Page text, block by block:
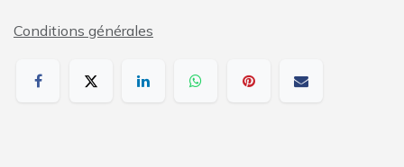
Conditions générales